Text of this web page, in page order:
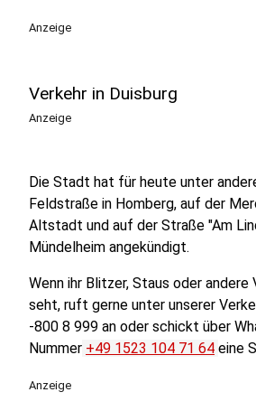
Anzeige
Verkehr in Duisburg
Anzeige
Die Stadt hat für heute unter
Feldstraße in Homberg, auf der
Altstadt und auf der Straße "Am
Mündelheim angekündigt.
Wenn ihr Blitzer, Staus oder andere
seht, ruft gerne unter unserer
-800 8 999 an oder schickt über
Nummer +49 1523 104 71 64 eine
Anzeige